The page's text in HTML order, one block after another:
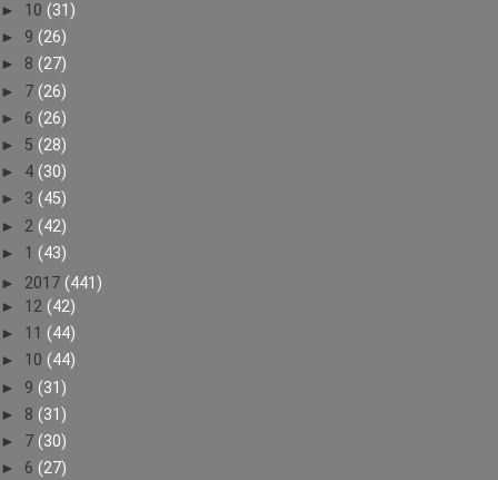
► 10 (31)
► 9 (26)
► 8 (27)
► 7 (26)
► 6 (26)
► 5 (28)
► 4 (30)
► 3 (45)
► 2 (42)
► 1 (43)
► 2017 (441)
► 12 (42)
► 11 (44)
► 10 (44)
► 9 (31)
► 8 (31)
► 7 (30)
► 6 (27)